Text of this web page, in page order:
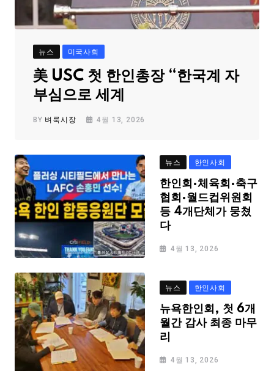
뉴스 미국사회
美 USC 첫 한인총장 “한국계 자
부심으로 세계
BY 벼룩시장 4월 13, 2026
뉴스 한인사회
한인회·체육회·축구
협회·월드컵위원회
등 4개단체가 뭉쳤
다
4월 13, 2026
뉴스 한인사회
뉴욕한인회, 첫 6개
월간 감사 최종 마무
리
4월 13, 2026